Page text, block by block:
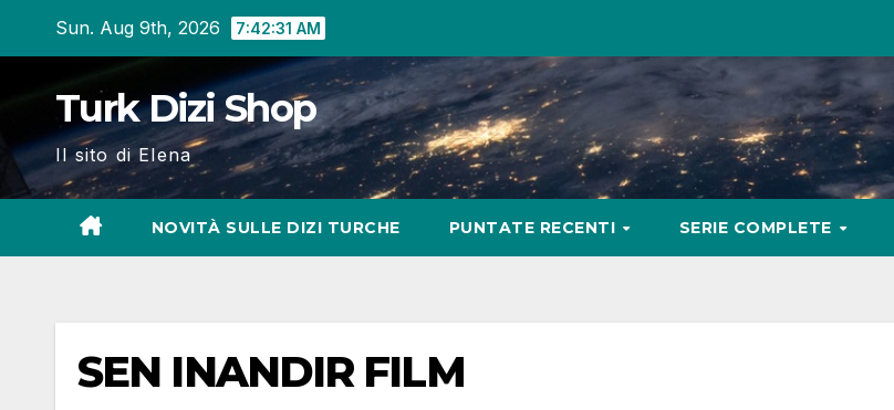
Sun. Aug 9th, 2026 7:42:32 AM
Turk Dizi Shop
Il sito di Elena
NOVITÀ SULLE DIZI TURCHE PUNTATE RECENTI SERIE COMPLETE
SEN INANDIR FILM